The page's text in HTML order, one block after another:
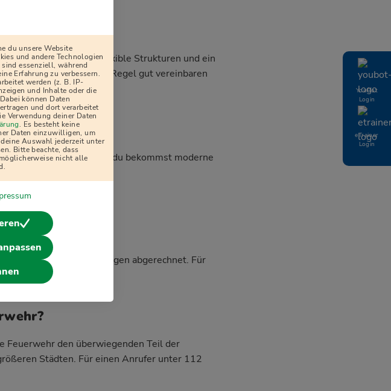
YouBot
Login
eTrainer
Login
Dienstpläne, flexible Strukturen und ein
und Privatleben in aller Regel gut vereinbaren
Geld – im Gegenteil, du bekommst moderne
oder Versicherungen abgerechnet. Für
Feuerwehr den überwiegenden Teil der
Städten. Für einen Anrufer unter 112
du unsere Website
und andere Technologien
essenziell, während
Erfahrung zu verbessern.
werden (z. B. IP-
und Inhalte oder die
können Daten
und dort verarbeitet
Verwendung deiner Daten
. Es besteht keine
Daten einzuwilligen, um
Auswahl jederzeit unter
Bitte beachte, dass
nicht alle